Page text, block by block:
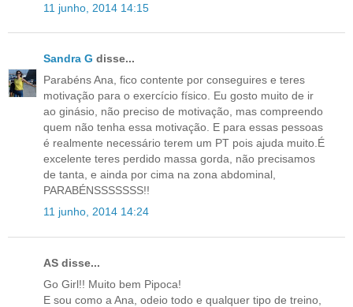
11 junho, 2014 14:15
Sandra G disse...
Parabéns Ana, fico contente por conseguires e teres
motivação para o exercício físico. Eu gosto muito de ir
ao ginásio, não preciso de motivação, mas compreendo
quem não tenha essa motivação. E para essas pessoas
é realmente necessário terem um PT pois ajuda muito.É
excelente teres perdido massa gorda, não precisamos
de tanta, e ainda por cima na zona abdominal,
PARABÉNSSSSSSS!!
11 junho, 2014 14:24
AS disse...
Go Girl!! Muito bem Pipoca!
E sou como a Ana, odeio todo e qualquer tipo de treino,